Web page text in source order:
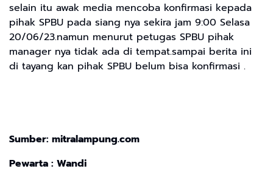
selain itu awak media mencoba konfirmasi kepada
pihak SPBU pada siang nya sekira jam 9:00 Selasa
20/06/23.namun menurut petugas SPBU pihak
manager nya tidak ada di tempat.sampai berita ini
di tayang kan pihak SPBU belum bisa konfirmasi .
Sumber: mitralampung.com
Pewarta : Wandi